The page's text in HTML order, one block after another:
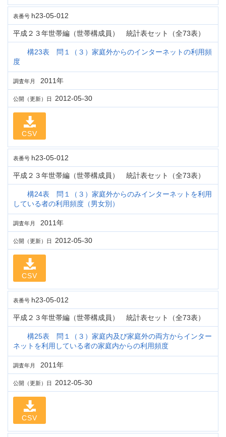
表番号 h23-05-012
平成２３年世帯編（世帯構成員） 統計表セット（全73表）
構23表 問１（３）家庭外からのインターネットの利用頻
度
調査年月 2011年
公開（更新）日 2012-05-30
CSV
表番号 h23-05-012
平成２３年世帯編（世帯構成員） 統計表セット（全73表）
構24表 問１（３）家庭外からのみインターネットを利用
している者の利用頻度（男女別）
調査年月 2011年
公開（更新）日 2012-05-30
CSV
表番号 h23-05-012
平成２３年世帯編（世帯構成員） 統計表セット（全73表）
構25表 問１（３）家庭内及び家庭外の両方からインター
ネットを利用している者の家庭内からの利用頻度
調査年月 2011年
公開（更新）日 2012-05-30
CSV